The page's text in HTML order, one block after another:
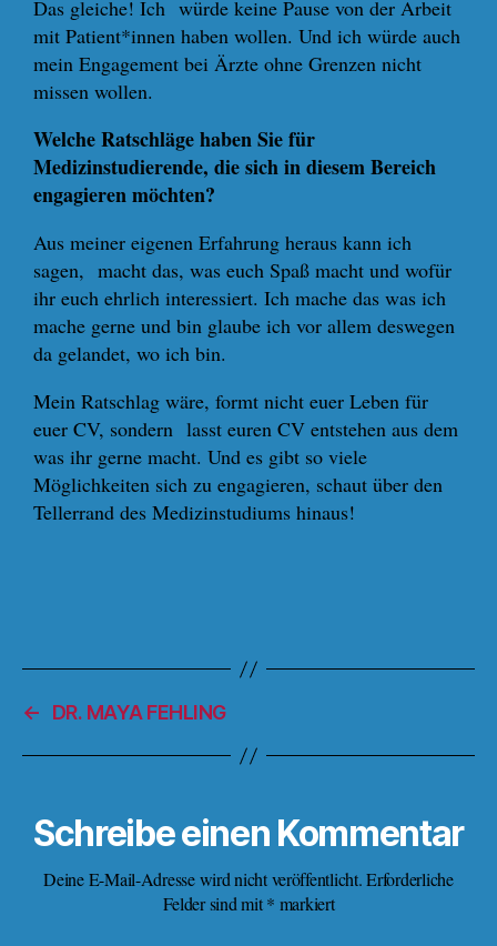
Das gleiche! Ich würde keine Pause von der Arbeit
mit Patient*innen haben wollen. Und ich würde auch
mein Engagement bei Ärzte ohne Grenzen nicht
missen wollen.
Welche Ratschläge haben Sie für
Medizinstudierende, die sich in diesem Bereich
engagieren möchten?
Aus meiner eigenen Erfahrung heraus kann ich
sagen, macht das, was euch Spaß macht und wofür
ihr euch ehrlich interessiert. Ich mache das was ich
mache gerne und bin glaube ich vor allem deswegen
da gelandet, wo ich bin.
Mein Ratschlag wäre, formt nicht euer Leben für
euer CV, sondern lasst euren CV entstehen aus dem
was ihr gerne macht. Und es gibt so viele
Möglichkeiten sich zu engagieren, schaut über den
Tellerrand des Medizinstudiums hinaus!
← DR. MAYA FEHLING
Schreibe einen Kommentar
Deine E-Mail-Adresse wird nicht veröffentlicht. Erforderliche
Felder sind mit* markiert